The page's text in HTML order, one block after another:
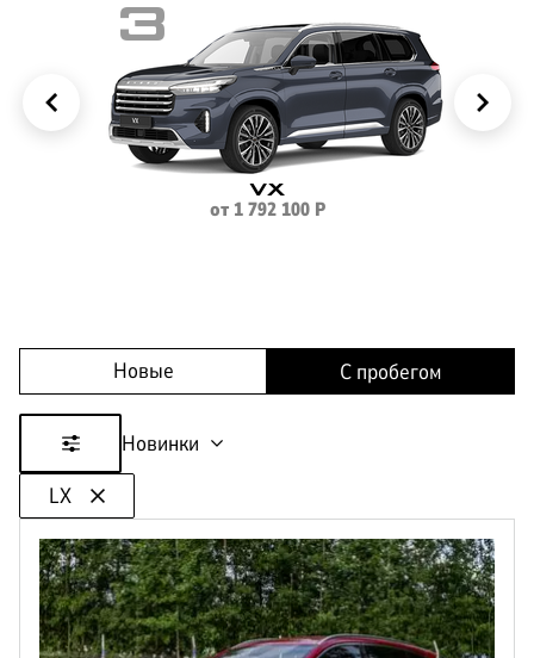
ТЕСТ-ДРАЙВ СТРАХОВАНИЕ
КОРПОРАТИВНЫМ
КЛИЕНТАМ
3
VX
от 1 792 100Р
Новые С пробегом
LX
Новинки
до
Пробег